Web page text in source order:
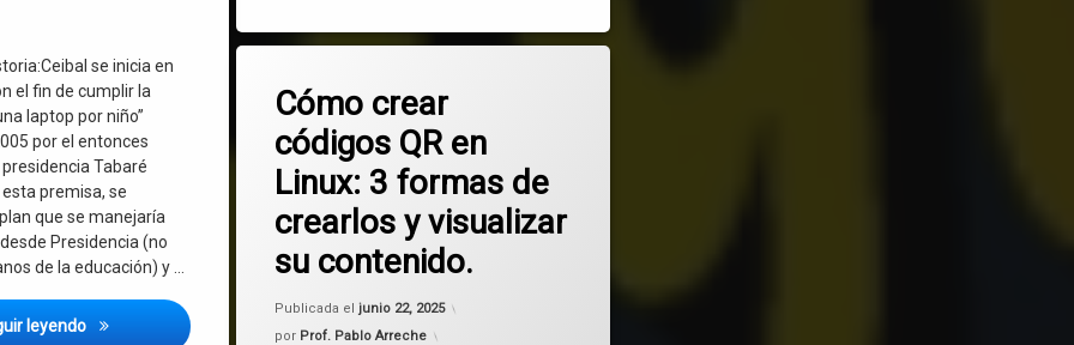
se inicia en
el fin de cumplir la
laptop por niño”
por el entonces
Tabaré
premisa, se
que se manejaría
Presidencia (no
de la educación) y …
leyendo El lado oscuro de Ceibal: tercerizaciones con docentes extranjeros, acuerdos con Google y Microsoft para uso de datos de
Cómo crear
códigos QR en
Linux: 3 formas de
crearlos y visualizar
su contenido.
Publicada eljunio 22, 2025
por Prof. Pablo Arreche
Linux